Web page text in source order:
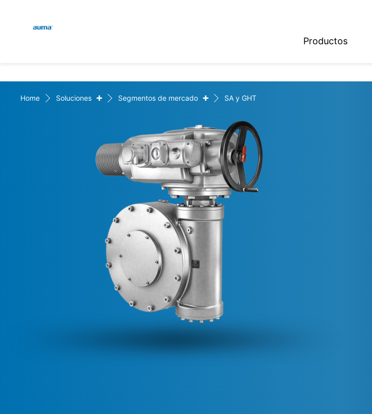
Productos
Europa
Asia y Pacífico
Deutsch
Home Soluciones + Segmentos de mercado + SA y GHT